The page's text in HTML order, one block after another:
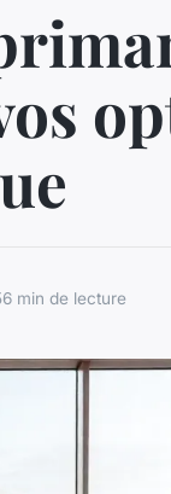
6 min de lecture